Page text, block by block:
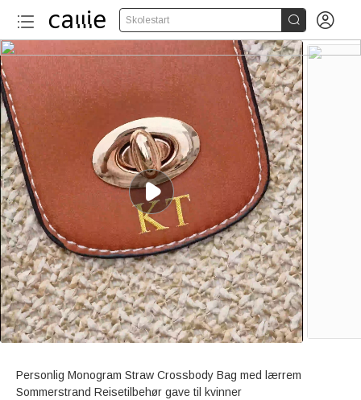
Skolestart  
Personlig Monogram Straw Crossbody Bag med lærrem
Sommerstrand Reisetilbehør gave til kvinner